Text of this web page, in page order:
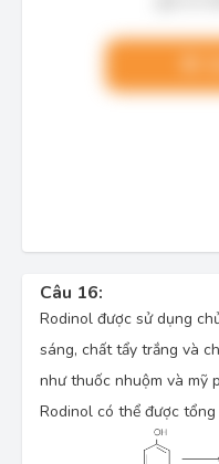
Câu 16:
Rodinol được sử dụng
sáng, chất tẩy trắng và
như thuốc nhuộm và mỹ
Rodinol có thể được